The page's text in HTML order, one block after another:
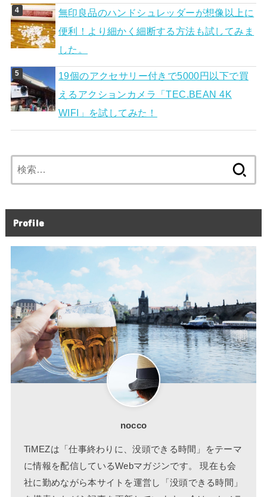
無印良品のハンドシュレッダーが想像以上に
便利！より細かく細断する方法も試してみま
した。
19個のアクセサリー付きで5000円以下で買
えるアクションカメラ「TEC.BEAN 4K
WIFI」を試してみた！
索:
Profile
nocco
TiMEZは「仕事終わりに、没頭できる時間」をテーマ
に情報を配信しているWebマガジンです。 現在も会
社に勤めながら本サイトを運営し「没頭できる時間」